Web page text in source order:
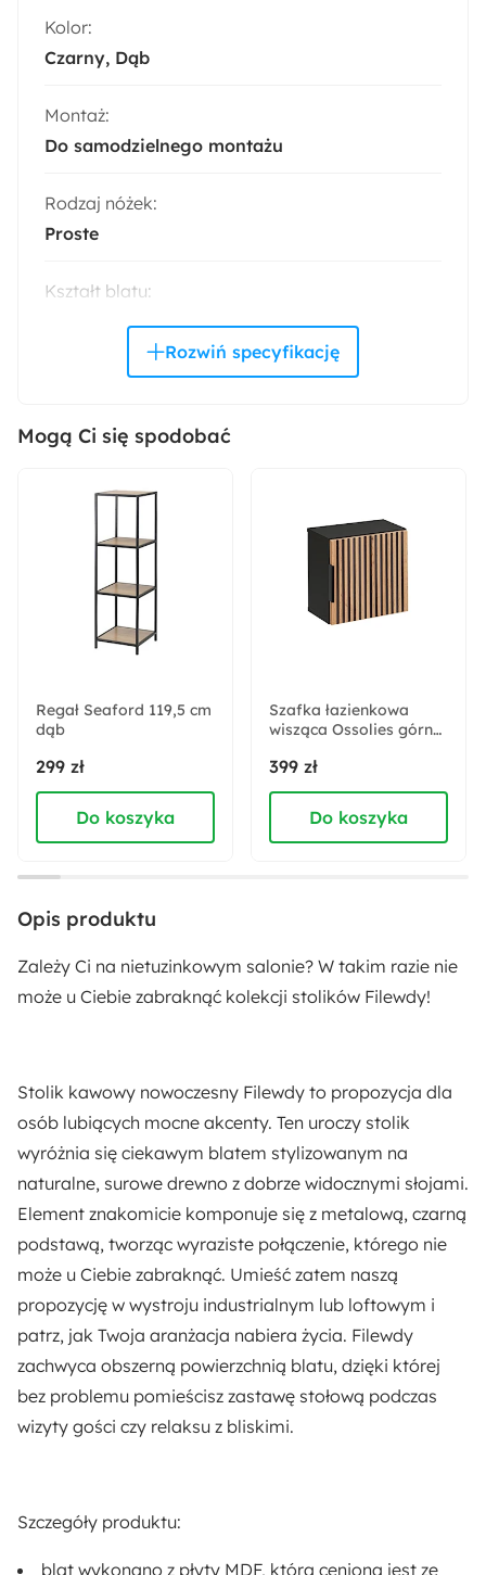
Kolor:
Czarny Dąb
Montaż:
Do samodzielnego montażu
Rodzaj nóżek:
Proste
Kształt blatu:
Materiał blatu:
Stal malowana proszkowo
Wysokość:
Szerokość:
Kolor blatu:
Dąb
Kolor nóżek:
Czarny
Styl:
Industrialny
Głębokość:
Długość:
80 cm
Materiał:
Metal Płyta meblowa
Pomieszczenie:
Salon
Mogą Ci się spodobać
Regał Seaford 119,5 cm
dąb
299 zł
Do koszyka
Szafka łazienkowa
wisząca Ossolies górna
lamele
399 zł
Do koszyka
Opis produktu
Zależy Ci na nietuzinkowym salonie? W takim razie nie
może u Ciebie zabraknąć kolekcji stolików Filewdy!
Stolik kawowy nowoczesny Filewdy to propozycja dla
osób lubiących mocne akcenty. Ten uroczy stolik
wyróżnia się ciekawym blatem stylizowanym na
naturalne, surowe drewno z dobrze widocznymi słojami.
Element znakomicie komponuje się z metalową, czarną
podstawą, tworząc wyraziste połączenie, którego nie
może u Ciebie zabraknąć. Umieść zatem naszą
propozycję w wystroju industrialnym lub loftowym i
patrz, jak Twoja aranżacja nabiera życia. Filewdy
zachwyca obszerną powierzchnią blatu, dzięki której
bez problemu pomieścisz zastawę stołową podczas
wizyty gości czy relaksu z bliskimi.
Szczegóły produktu:
blat wykonano z płyty MDF, która ceniona jest ze